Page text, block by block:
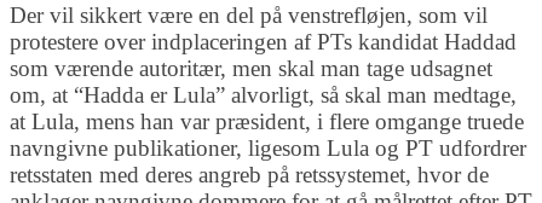
Der vil sikkert være en del på venstrefløjen, som vil
protestere over indplaceringen af PTs kandidat Haddad
som værende autoritær, men skal man tage udsagnet
om, at “Hadda er Lula” alvorligt, så skal man medtage,
at Lula, mens han var præsident, i flere omgange truede
navngivne publikationer, ligesom Lula og PT udfordrer
retsstaten med deres angreb på retssystemet, hvor de